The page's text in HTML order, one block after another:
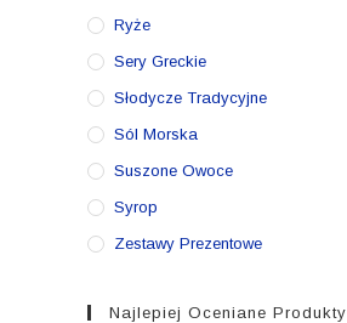
Ryże
Sery Greckie
Słodycze Tradycyjne
Sól Morska
Suszone Owoce
Syrop
Zestawy Prezentowe
Najlepiej Oceniane Produkty